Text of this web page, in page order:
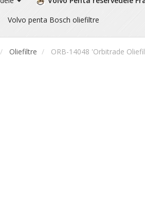
Volvo penta Bosch oliefiltre
Oliefiltre ORB-14048 'Orbitrade